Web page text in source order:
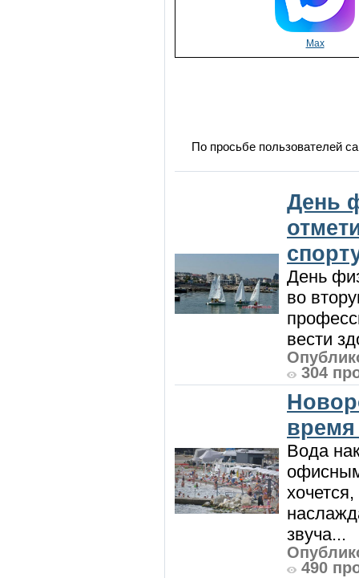
Max
По просьбе пользователей
День
День
во
вести
304
Вода
звуча...
490